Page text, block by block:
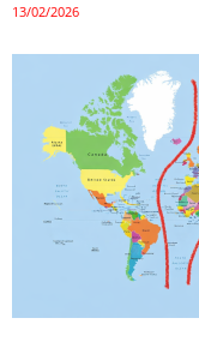
13/02/2026